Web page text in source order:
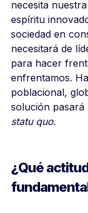
necesita
espíritu
sociedad en
necesitará de
para hacer
enfrentamos.
poblacional,
solución pasará
statu quo.
¿Qué